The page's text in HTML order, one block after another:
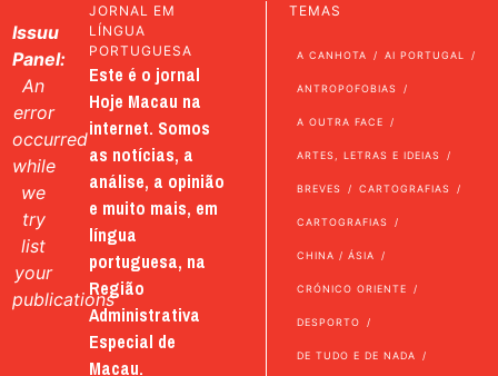
Issuu
Panel:
An
error
occurred
while
we
try
list
your
publications
JORNAL EM
LÍNGUA
PORTUGUESA
Este é o jornal
Hoje Macau na
internet. Somos
as notícias, a
análise, a opinião
e muito mais, em
língua
portuguesa, na
Região
Administrativa
Especial de
Macau.
TEMAS
A CANHOTA AI PORTUGAL
ANTROPOFOBIAS
A OUTRA FACE
ARTES, LETRAS E IDEIAS
BREVES CARTOGRAFIAS
CARTOGRAFIAS
CHINA / ÁSIA
CRÓNICO ORIENTE
DESPORTO
DE TUDO E DE NADA